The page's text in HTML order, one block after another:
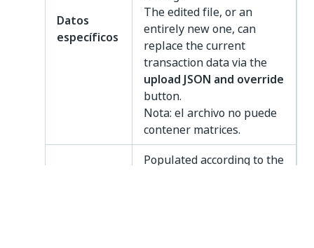
Datos
específicos
The edited file, or an
entirely new one, can
replace the current
transaction data via the
upload JSON and override
button.
Nota: el archivo no puede
contener matrices.
Populated according to the